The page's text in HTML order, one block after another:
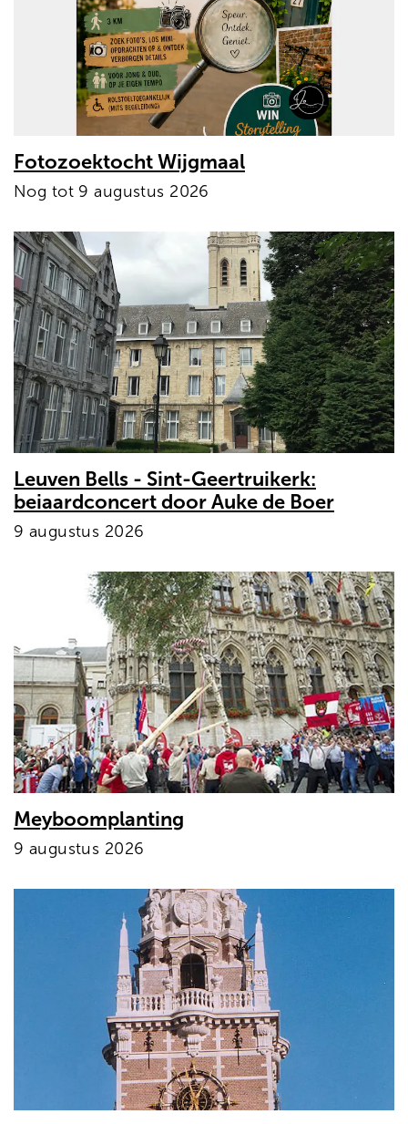
Fotozoektocht Wijgmaal
Nog tot 9 augustus 2026
Leuven Bells - Sint-Geertruikerk:
beiaardconcert door Auke de Boer
9 augustus 2026
Meyboomplanting
9 augustus 2026